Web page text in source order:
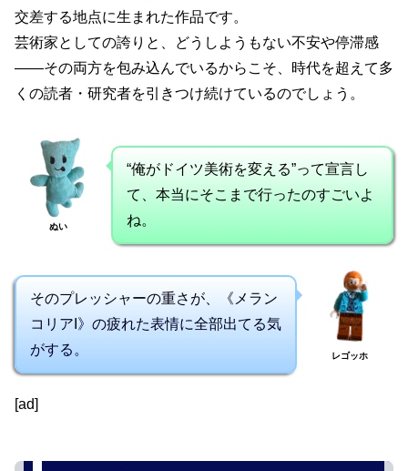
交差する地点に生まれた作品です。
芸術家としての誇りと、どうしようもない不安や停滞感
――その両方を包み込んでいるからこそ、時代を超えて多
くの読者・研究者を引きつけ続けているのでしょう。
ぬい
“俺がドイツ美術を変える”って宣言し
て、本当にそこまで行ったのすごいよ
ね。
そのプレッシャーの重さが、《メラン
コリアI》の疲れた表情に全部出てる気
がする。
レゴッホ
[ad]